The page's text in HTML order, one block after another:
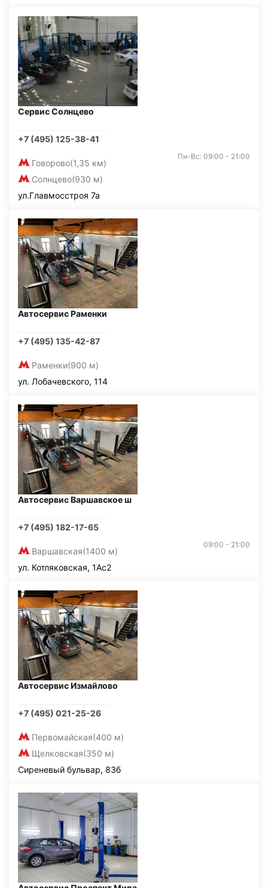
Сервис Солнцево
+7 (495) 125-38-41
Говорово(1,35 км)
Солнцево(930 м)
Пн-Вс: 09:00 - 21:00
ул.Главмосстроя 7а
Автосервис Раменки
+7 (495) 135-42-87
Раменки(900 м)
ул. Лобачевского, 114
Автосервис Варшавское ш
+7 (495) 182-17-65
Варшавская(1400 м)
09:00 - 21:00
ул. Котляковская, 1Ас2
Автосервис Измайлово
+7 (495) 021-25-26
Первомайская(400 м)
Щелковская(350 м)
Сиреневый бульвар, 83б